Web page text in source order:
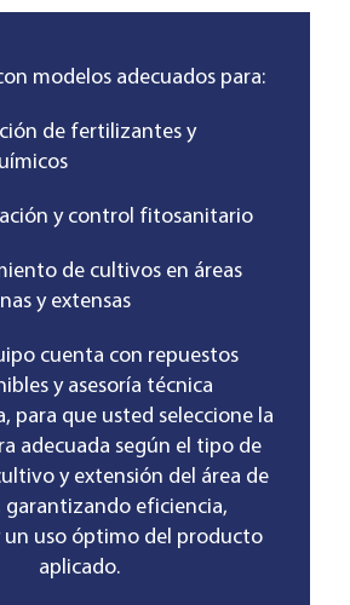
modelos adecuados para:
de fertilizantes y
y control fitosanitario
de cultivos en áreas
y extensas
cuenta con repuestos
y asesoría técnica
para que usted seleccione la
adecuada según el tipo de
y extensión del área de
garantizando eficiencia,
un uso óptimo del producto
aplicado.